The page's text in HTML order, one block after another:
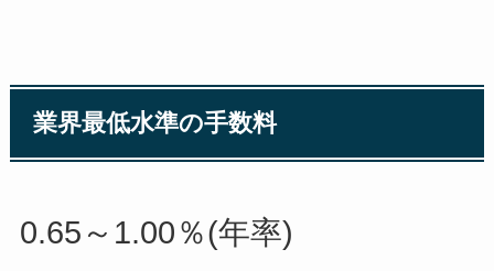
業界最低水準の手数料
0.65～1.00％(年率)